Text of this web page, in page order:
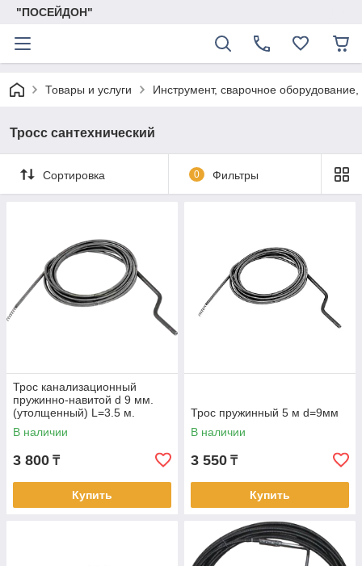
"ПОСЕЙДОН"
Товары и услуги Инструмент, сварочное
Тросс сантехнический
Сортировка 0 Фильтры
Трос канализационный
пружинно-навитой d 9 мм.
(утолщенный) L=3.5 м.
В наличии
3 800 ₸
Купить
Трос пружинный 5 м d=9мм
В наличии
3 550 ₸
Купить